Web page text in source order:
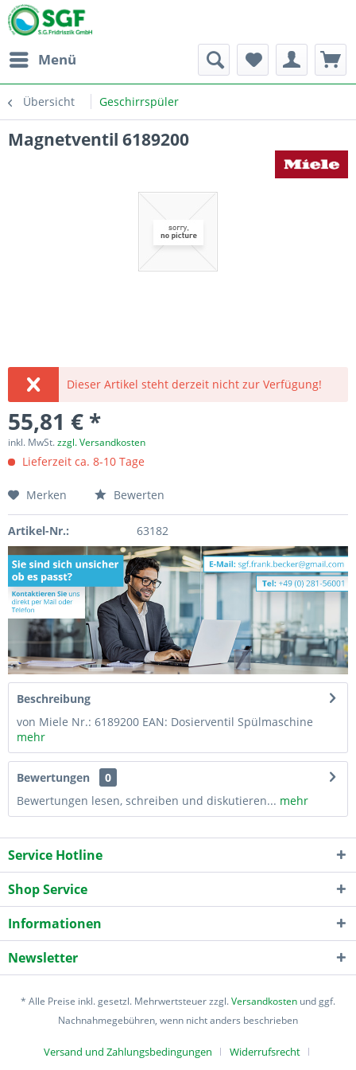
Menü
Übersicht Geschirrspüler
Magnetventil 6189200
Dieser Artikel steht derzeit nicht zur Verfügung!
55,81 € *
inkl. MwSt.zzgl. Versandkosten
Lieferzeit ca. 8-10 Tage
Merken Bewerten
Artikel-Nr.: 63182
Beschreibung
von Miele Nr.: 6189200 EAN: Dosierventil Spülmaschine
mehr
Bewertungen
0
Bewertungen lesen, schreiben und diskutieren... mehr
Service Hotline
Shop Service
Informationen
Newsletter
* Alle Preise inkl. gesetzl. Mehrwertsteuer zzgl.Versandkosten und ggf.
Nachnahmegebühren, wenn nicht anders beschrieben
Versand und Zahlungsbedingungen Widerrufsrecht